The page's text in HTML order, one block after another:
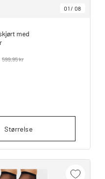
01/ 08
med
Price reduced from
599,95 krto
Størrelse